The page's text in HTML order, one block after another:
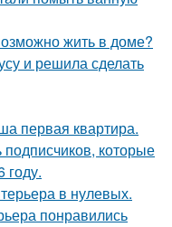
жить в доме?
и решила сделать
первая квартира.
которые
году.
в нулевых.
понравились